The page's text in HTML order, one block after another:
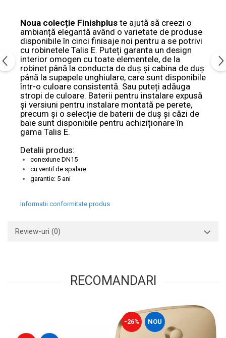
Noua colecție Finishplus te ajută să creezi o
ambianță elegantă având o varietate de produse
disponibile în cinci finisaje noi pentru a se potrivi
cu robinetele Talis E. Puteți garanta un design
interior omogen cu toate elementele, de la
robinet până la conducta de duș și cabina de duș
până la supapele unghiulare, care sunt disponibile
într-o culoare consistentă. Sau puteți adăuga
stropi de culoare. Baterii pentru instalare expusă
și versiuni pentru instalare montată pe perete,
precum și o selecție de baterii de duș și căzi de
baie sunt disponibile pentru achiziționare în
gama Talis E.
Detalii produs:
conexiune DN15
cu ventil de spalare
garantie: 5 ani
Informatii conformitate produs
Review-uri (0)
RECOMANDARI
-26% NOU